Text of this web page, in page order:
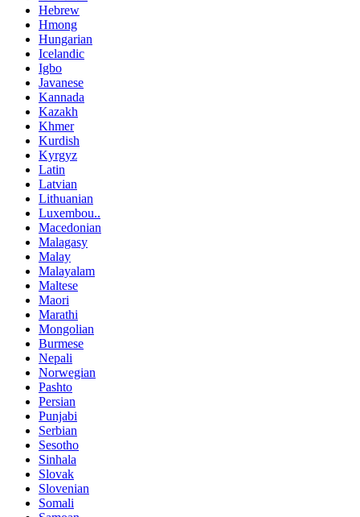
Hebrew
Hmong
Hungarian
Icelandic
Igbo
Javanese
Kannada
Kazakh
Khmer
Kurdish
Kyrgyz
Latin
Latvian
Lithuanian
Luxembou..
Macedonian
Malagasy
Malay
Malayalam
Maltese
Maori
Marathi
Mongolian
Burmese
Nepali
Norwegian
Pashto
Persian
Punjabi
Serbian
Sesotho
Sinhala
Slovak
Slovenian
Somali